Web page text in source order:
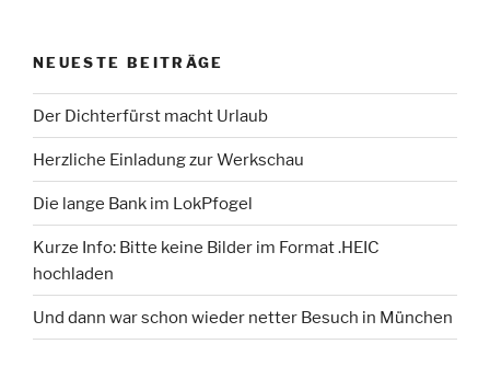
NEUESTE BEITRÄGE
Der Dichterfürst macht Urlaub
Herzliche Einladung zur Werkschau
Die lange Bank im LokPfogel
Kurze Info: Bitte keine Bilder im Format .HEIC
hochladen
Und dann war schon wieder netter Besuch in München